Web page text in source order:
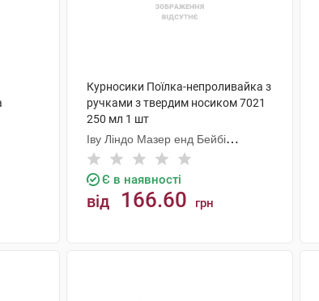
Курносики Поїлка-непроливайка з
ручками з твердим носиком 7021
250 мл 1 шт
Іву Ліндо Мазер енд Бейбі
Продактс
Є в наявності
від 166.60 грн